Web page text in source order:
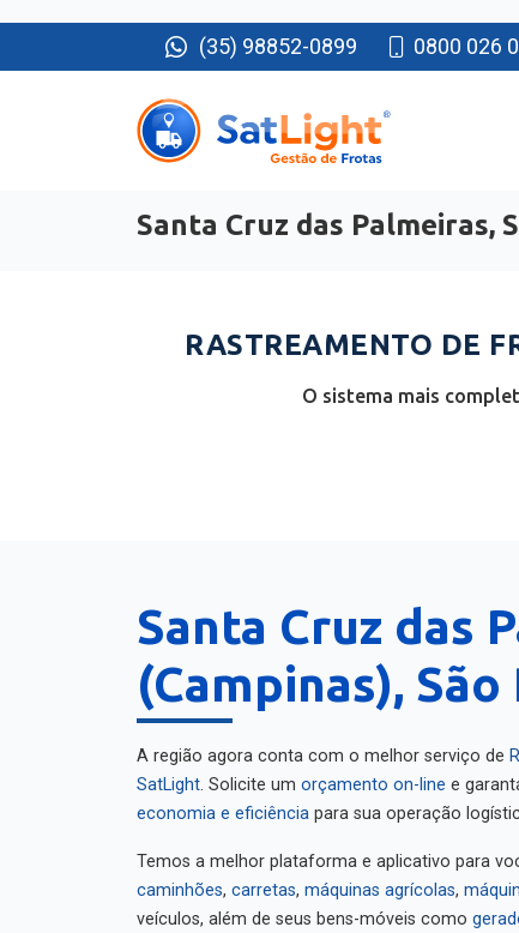
(35) 98852-0899 0800 026
Santa Cruz das Palmeiras,
RASTREAMENTO DE
O sistema mais
Santa Cruz das
(Campinas), São
A região agora conta com o melhor serviço de
SatLight
. Solicite um orçamento on-line
e
economia e eficiência
para sua operação
Temos a melhor plataforma e aplicativo para
caminhões
máquinas agrícolas
veículos, além de seus bens-móveis como